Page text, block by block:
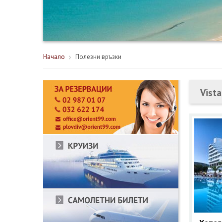
Начало Полезни връзки